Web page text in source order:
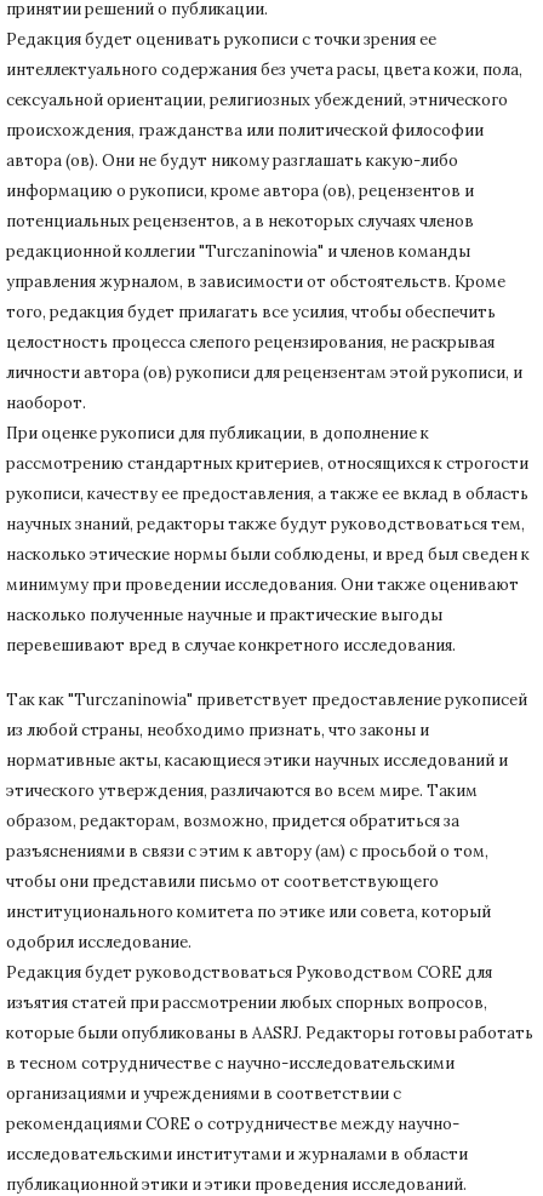
принятии решений о публикации.
Редакция будет оценивать рукописи с точки зрения ее
интеллектуального содержания без учета расы, цвета кожи, пола,
сексуальной ориентации, религиозных убеждений, этнического
происхождения, гражданства или политической философии
автора (ов). Они не будут никому разглашать какую-либо
информацию о рукописи, кроме автора (ов), рецензентов и
потенциальных рецензентов, а в некоторых случаях членов
редакционной коллегии "Turczaninowia" и членов команды
управления журналом, в зависимости от обстоятельств. Кроме
того, редакция будет прилагать все усилия, чтобы обеспечить
целостность процесса слепого рецензирования, не раскрывая
личности автора (ов) рукописи для рецензентам этой рукописи, и
наоборот.
При оценке рукописи для публикации, в дополнение к
рассмотрению стандартных критериев, относящихся к строгости
рукописи, качеству ее предоставления, а также ее вклад в область
научных знаний, редакторы также будут руководствоваться тем,
насколько этические нормы были соблюдены, и вред был сведен к
минимуму при проведении исследования. Они также оценивают
насколько полученные научные и практические выгоды
перевешивают вред в случае конкретного исследования.
Так как "Turczaninowia" приветствует предоставление рукописей
из любой страны, необходимо признать, что законы и
нормативные акты, касающиеся этики научных исследований и
этического утверждения, различаются во всем мире. Таким
образом, редакторам, возможно, придется обратиться за
разъяснениями в связи с этим к автору (ам) с просьбой о том,
чтобы они представили письмо от соответствующего
институционального комитета по этике или совета, который
одобрил исследование.
Редакция будет руководствоваться Руководством CORE для
изъятия статей при рассмотрении любых спорных вопросов,
которые были опубликованы в AASRJ. Редакторы готовыработать
в тесном сотрудничестве с научно-исследовательскими
организациями и учреждениями в соответствии с
рекомендациями CORE о сотрудничестве между научно-
исследовательскими институтами и журналами в области
публикационной этики и этики проведения исследований.